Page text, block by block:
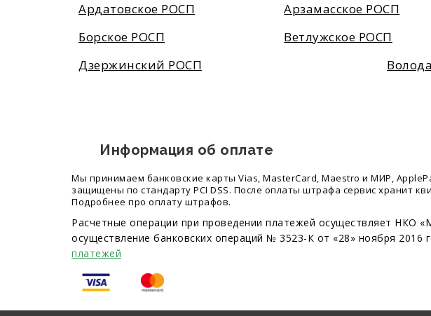
Ардатовское РОСП
Арзамасское РОСП
Борское РОСП
Ветлужское РОСП
Дзержинский РОСП
Информация об оплате
Мы принимаем банковские карты Vias, MasterCard, Maestro и МИР,
защищены по стандарту PCI DSS. После оплаты штрафа сервис хранит
Подробнее про оплату штрафов.
Расчетные операции при проведении платежей осуществляет НКО
осуществление банковских операций № 3523-К от «28» ноября 2016
платежей